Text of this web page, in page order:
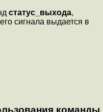
статус_выхода,
сигнала выдается в
команды